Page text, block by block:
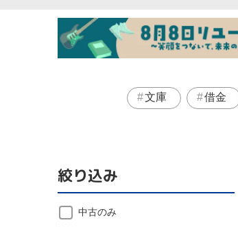
文庫 借金
絞り込み
中古のみ